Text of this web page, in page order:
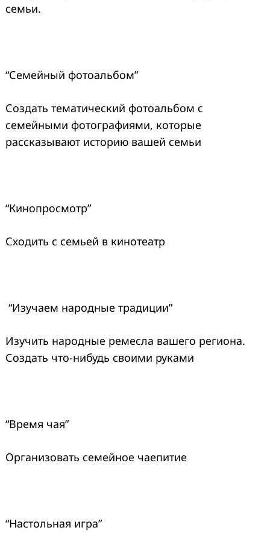
семьи.
“Семейный фотоальбом”
Создать тематический фотоальбом с
семейными фотографиями, которые
рассказывают историю вашей семьи
“Кинопросмотр”
Сходить с семьей в кинотеатр
“Изучаем народные традиции”
Изучить народные ремесла вашего региона.
Создать что-нибудь своими руками
“Время чая”
Организовать семейное чаепитие
“Настольная игра”